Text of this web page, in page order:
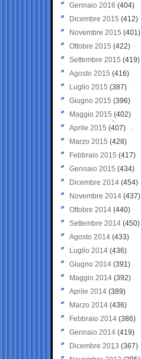
Gennaio 2016 (404)
Dicembre 2015 (412)
Novembre 2015 (401)
Ottobre 2015 (422)
Settembre 2015 (419)
Agosto 2015 (416)
Luglio 2015 (387)
Giugno 2015 (396)
Maggio 2015 (402)
Aprile 2015 (407)
Marzo 2015 (428)
Febbraio 2015 (417)
Gennaio 2015 (434)
Dicembre 2014 (454)
Novembre 2014 (437)
Ottobre 2014 (440)
Settembre 2014 (450)
Agosto 2014 (433)
Luglio 2014 (436)
Giugno 2014 (391)
Maggio 2014 (392)
Aprile 2014 (389)
Marzo 2014 (436)
Febbraio 2014 (386)
Gennaio 2014 (419)
Dicembre 2013 (367)